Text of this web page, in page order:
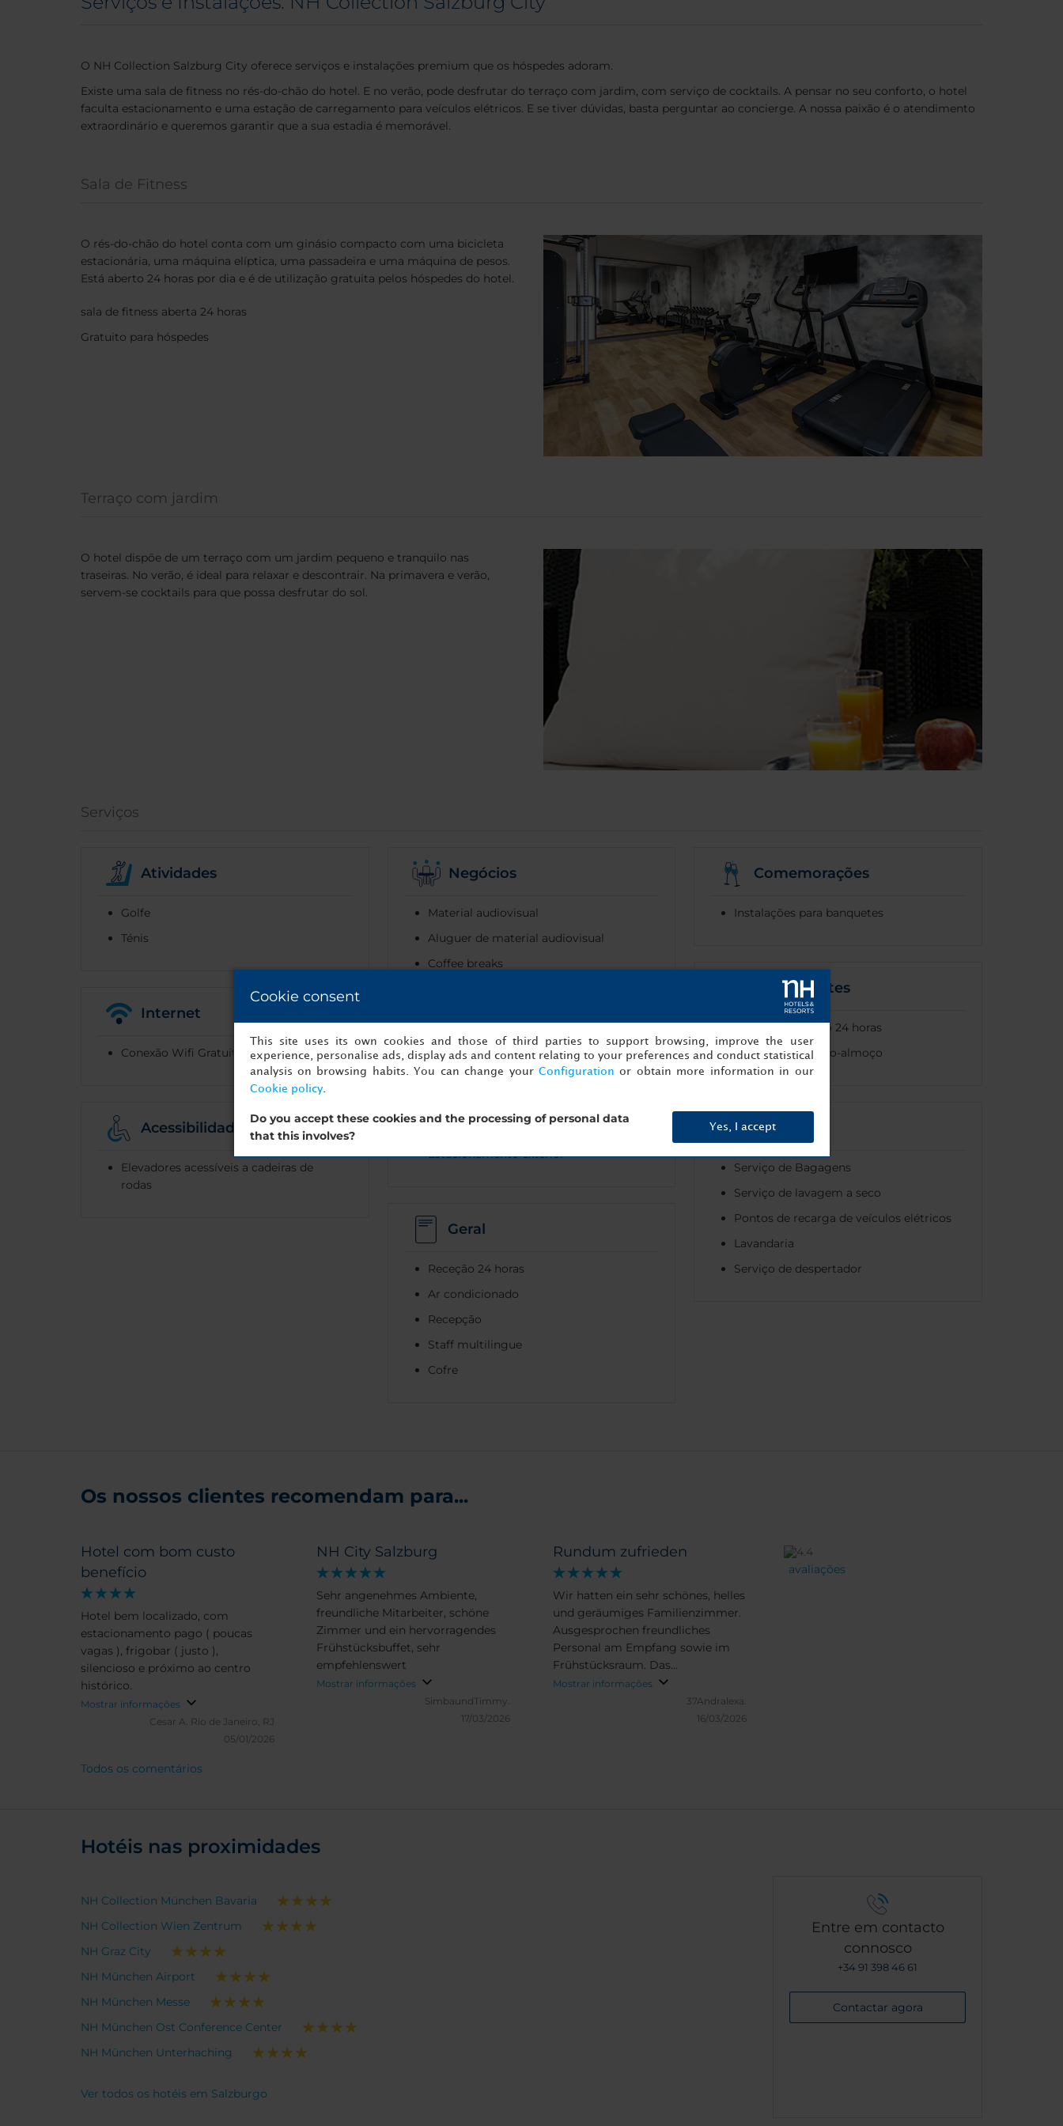
O NH Collection Salzburg City oferece serviços e instalações premium que os hóspedes adoram.
Existe uma sala de fitness no rés-do-chão do hotel. E no verão, pode desfrutar do terraço com jardim, com serviço de cocktails. A pensar no seu conforto, o hotel
faculta estacionamento e uma estação de carregamento para veículos elétricos. E se tiver dúvidas, basta perguntar ao concierge. A nossa paixão é o atendimento
extraordinário e queremos garantir que a sua estadia é memorável.
Sala de Fitness
O rés-do-chão do hotel conta com um ginásio compacto com uma bicicleta
estacionária, uma máquina elíptica, uma passadeira e uma máquina de pesos.
Está aberto 24 horas por dia e é de utilização gratuita pelos hóspedes do hotel.
sala de fitness aberta 24 horas
Gratuito para hóspedes
Terraço com jardim
O hotel dispõe de um terraço com um jardim pequeno e tranquilo nas
traseiras. No verão, é ideal para relaxar e descontrair. Na primavera e verão,
servem-se cocktails para que possa desfrutar do sol.
Serviços
Atividades
Golfe
Ténis
Negócios
Material audiovisual
Aluguer de material audiovisual
Coffee breaks
Comemorações
Instalações para banquetes
Restaurantes
Serviço de quarto 24 horas
Buffet de pequeno-almoço
Internet
Conexão Wifi Gratuita por todo o hotel
Estacionamento
Estacionamento fora do local
Estacionamento exterior
Acessibilidade
Elevadores acessíveis a cadeiras de
rodas
Serviços
Serviço de Bagagens
Serviço de lavagem a seco
Pontos de recarga de veículos elétricos
Lavandaria
Serviço de despertador
Geral
Receção 24 horas
Ar condicionado
Recepção
Staff multilingue
Cofre
Os nossos clientes recomendam para...
Hotel com bom custo
benefício
Hotel bem localizado, com
estacionamento pago ( poucas
vagas ), frigobar ( justo ),
silencioso e próximo ao centro
histórico.
Mostrar informações
Cesar A.
Rio de Janeiro, RJ
05/01/2026
NH City Salzburg
Sehr angenehmes Ambiente,
freundliche Mitarbeiter, schöne
Zimmer und ein hervorragendes
Frühstücksbuffet, sehr
empfehlenswert
Mostrar informações
SimbaundTimmy.
17/03/2026
Rundum zufrieden
Wir hatten ein sehr schönes, helles
und geräumiges Familienzimmer.
Ausgesprochen freundliches
Personal am Empfang sowie im
Frühstücksraum. Das
Frühstücksbuffet war super und
sehr umfangreich. Besonders toll
fand ich die verschiedenen
Mostrar informações
37Andralexa.
16/03/2026
avaliações
Todos os comentários
Hotéis nas proximidades
NH Collection München Bavaria
NH Collection Wien Zentrum
NH Graz City
NH München Airport
NH München Messe
NH München Ost Conference Center
NH München Unterhaching
Ver todos os hotéis em Salzburgo
Entre em contacto
connosco
+34 91 398 46 61
Contactar agora
Cookie consent
This site uses its own cookies and those of third parties to support browsing, improve the user
experience, personalise ads, display ads and content relating to your preferences and conduct statistical
analysis on browsing habits. You can change your Configuration or obtain more information in our
Cookie policy.
Do you accept these cookies and the processing of personal data
that this involves?
Yes, I accept